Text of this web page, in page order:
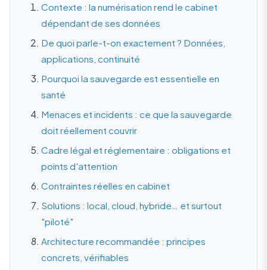
Contexte : la numérisation rend le cabinet
dépendant de ses données
De quoi parle-t-on exactement ? Données,
applications, continuité
Pourquoi la sauvegarde est essentielle en
santé
Menaces et incidents : ce que la sauvegarde
doit réellement couvrir
Cadre légal et réglementaire : obligations et
points d'attention
Contraintes réelles en cabinet
Solutions : local, cloud, hybride… et surtout
"piloté"
Architecture recommandée : principes
concrets, vérifiables